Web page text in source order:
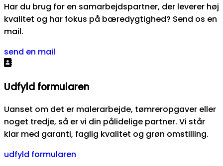
Har du brug for en samarbejdspartner, der leverer høj
kvalitet og har fokus på bæredygtighed? Send os en
mail.
send en mail
Udfyld formularen
Uanset om det er malerarbejde, tømreropgaver eller
noget tredje, så er vi din pålidelige partner. Vi står
klar med garanti, faglig kvalitet og grøn omstilling.
udfyld formularen